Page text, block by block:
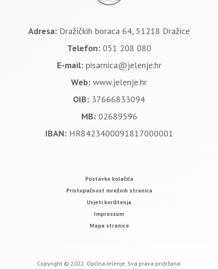
Adresa: Dražičkih boraca 64, 51218 Dražice
Telefon: 051 208 080
E-mail: pisarnica@jelenje.hr
Web: www.jelenje.hr
OIB: 37666833094
MB: 02689596
IBAN: HR8423400091817000001
Postavke kolačića
Pristupačnost mrežnih stranica
Uvjeti korištenja
Impressum
Mapa stranice
Copyright © 2022. Općina Jelenje. Sva prava pridržana.